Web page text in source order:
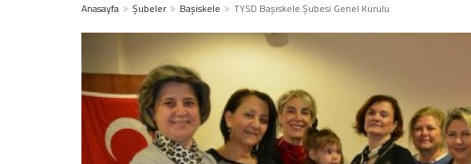
Anasayfa Şubeler Başiskele TYSD Başiskele Şubesi Genel Kurulu